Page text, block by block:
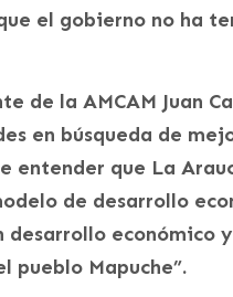
el gobierno no ha
de la AMCAM Juan
en búsqueda de
entender que La
de desarrollo
desarrollo
Mapuche”.